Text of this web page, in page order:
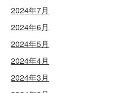
2024年7月
2024年6月
2024年5月
2024年4月
2024年3月